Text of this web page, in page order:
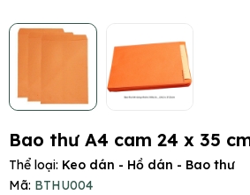
Bao thư A4 cam 24 x 35
Thể loại: Keo dán - Hồ dán - Bao thư
Mã: BTHU004